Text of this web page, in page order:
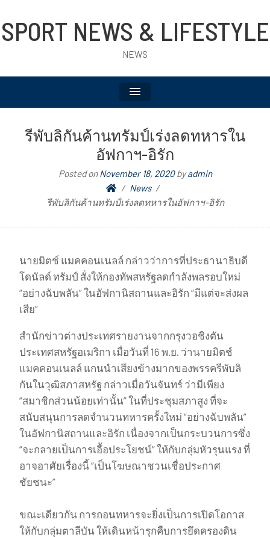
SPORT NEWS & LIFESTYLE
NEWS
รีพับลิกันค้านทรัมป์เร่งลดทหารใน
อัฟกาฯ-อิรัก
Posted onNovember 18, 2020byadmin
News
รีพับลิกันค้านทรัมป์เร่งลดทหารในอัฟกาฯ-อิรัก
นายมิตช์ แมคคอนเนลล์ กล่าวว่าการที่ประธานาธิบดี
โดนัลด์ ทรัมป์ สั่งให้กองทัพสหรัฐลดกำลังพลรอบใหม่
“อย่างฉับพลัน” ในอัฟกานิสถานและอิรัก “มีแต่จะส่งผล
เสีย”
สำนักข่าวต่างประเทศรายงานจากกรุงวอชิงตัน
ประเทศสหรัฐอเมริกา เมื่อวันที่ 16 พ.ย. ว่านายมิตช์
แมคคอนเนลล์ แกนนำเสียงข้างมากของพรรครีพับลิ
กันในวุฒิสภาสหรัฐ กล่าวเมื่อวันจันทร์ ว่ามีเพียง
“สมาชิกส่วนน้อยเท่านั้น” ในที่ประชุมสภาสูง ที่จะ
สนับสนุนการลดจำนวนทหารครั้งใหม่ “อย่างฉับพลัน”
ในอัฟกานิสถานและอิรัก เนื่องจากเป็นกระบวนการซึ่ง
“จะกลายเป็นการเอื้อประโยชน์” ให้กับกลุ่มหัวรุนแรง ที่
อาจอาศัยเรื่องนี้ “เป็นโฆษณาชวนเชื่อประกาศ
ชัยชนะ”
ขณะเดียวกัน การถอนทหารจะยิ่งเป็นการเปิดโอกาส
ให้กับกลุ่มตาลีบัน ให้เดินหน้ารุกคืบการยึดครองดิน